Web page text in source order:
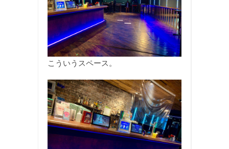
こういうスペース。